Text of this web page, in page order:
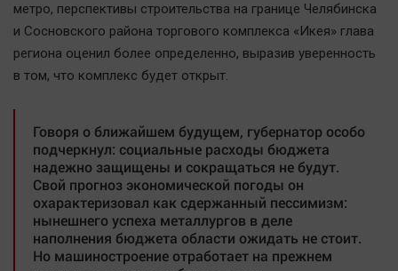
Светская жизнь
Точка на карте
метро, перспективы строительства на границе Челябинска
и Сосновского района торгового комплекса «Икея» глава
региона оценил более определенно, выразив уверенность
в том, что комплекс будет открыт.
Говоря о ближайшем будущем, губернатор особо
подчеркнул: социальные расходы бюджета
надежно защищены и сокращаться не будут.
Свой прогноз экономической погоды он
охарактеризовал как сдержанный пессимизм:
нынешнего успеха металлургов в деле
наполнения бюджета области ожидать не стоит.
Но машиностроение отработает на прежнем